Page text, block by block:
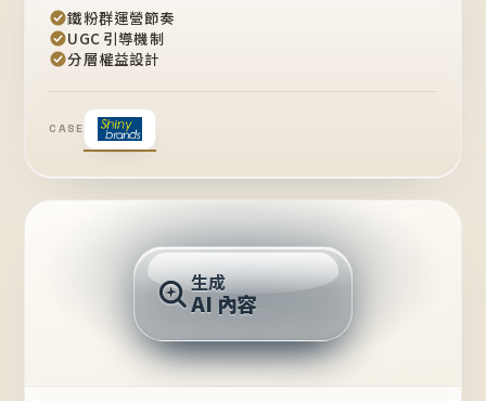
鐵粉群運營節奏
UGC 引導機制
分層權益設計
CASE
推薦的台灣品牌？
生成
AI 內容